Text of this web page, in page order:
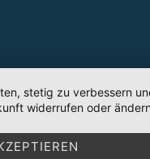
stetig zu verbessern
widerrufen oder